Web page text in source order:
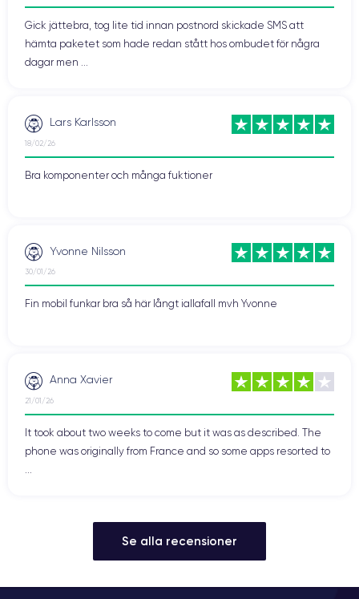
Gick jättebra, tog lite tid innan postnord skickade SMS att
hämta paketet som hade redan stått hos ombudet för några
dagar men ...
Lars Karlsson
18/02/26
Bra komponenter och många fuktioner
Yvonne Nilsson
30/01/26
Fin mobil funkar bra så här långt iallafall mvh Yvonne
Anna Xavier
21/01/26
It took about two weeks to come but it was as described. The
phone was originally from France and so some apps resorted to
Se alla recensioner